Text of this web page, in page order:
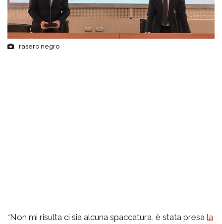
rasero negro
“Non mi risulta ci sia alcuna spaccatura, è stata presa la